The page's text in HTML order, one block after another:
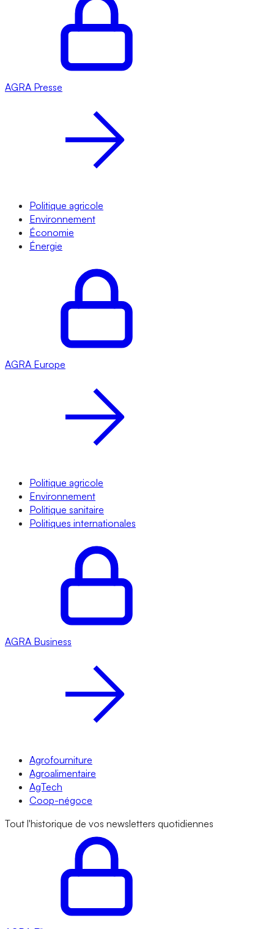
AGRA Presse
Politique agricole
Environnement
Économie
Énergie
AGRA Europe
Politique agricole
Environnement
Politique sanitaire
Politiques internationales
AGRA Business
Agrofourniture
Agroalimentaire
AgTech
Coop-négoce
Tout l'historique de vos newsletters quotidiennes